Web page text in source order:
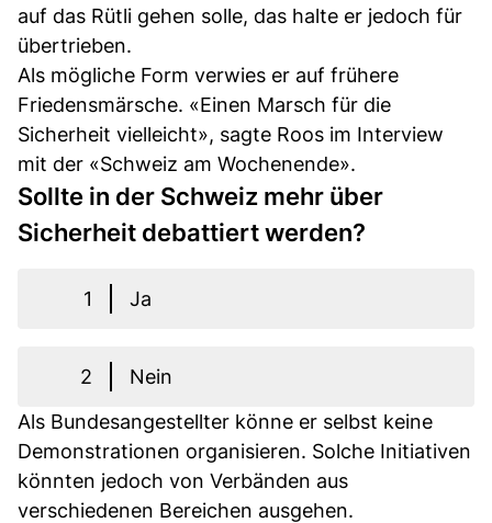
auf das Rütli gehen solle, das halte er jedoch für
übertrieben.
Als mögliche Form verwies er auf frühere
Friedensmärsche. «Einen Marsch für die
Sicherheit vielleicht», sagte Roos im Interview
mit der «Schweiz am Wochenende».
Sollte in der Schweiz mehr über
Sicherheit debattiert werden?
1 Ja
2
Nein
Als Bundesangestellter könne er selbst keine
Demonstrationen organisieren. Solche Initiativen
könnten jedoch von Verbänden aus
verschiedenen Bereichen ausgehen.